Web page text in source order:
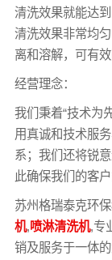
清洗效果就能达
清洗效果非常均
离和溶解，可有
经营理念：
我们秉着“技术为
用真诚和技术服
系；我们还将锐
此确保我们的客
苏州格瑞泰克环
机,喷淋清洗机,专
销及服务于一体